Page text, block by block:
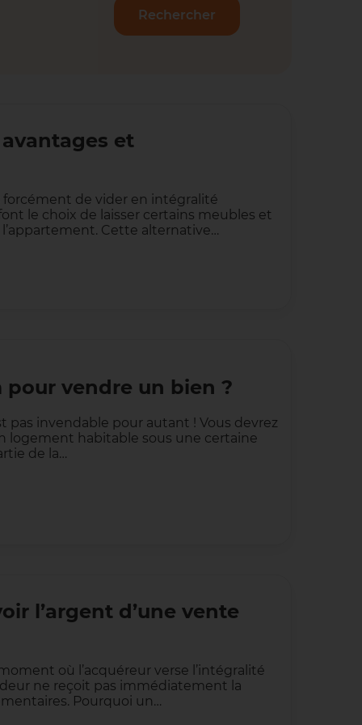
Rechercher
et
forcément de vider en intégralité
le choix de laisser certains meubles et
Cette alternative…
vendre un bien ?
pas invendable pour autant ! Vous devrez
logement habitable sous une certaine
de la…
l’argent d’une vente
où l’acquéreur verse l’intégralité
ne reçoit pas immédiatement la
Pourquoi un…